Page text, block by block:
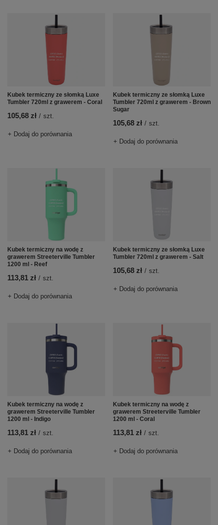
Kubek termiczny ze słomką Luxe
Tumbler 720ml z grawerem - Coral
105,68 zł / szt.
+ Dodaj do porównania
Kubek termiczny ze słomką Luxe
Tumbler 720ml z grawerem - Brown
Sugar
105,68 zł / szt.
+ Dodaj do porównania
Kubek termiczny na wodę z
grawerem Streeterville Tumbler
1200 ml - Reef
113,81 zł / szt.
+ Dodaj do porównania
Kubek termiczny ze słomką Luxe
Tumbler 720ml z grawerem - Salt
105,68 zł / szt.
+ Dodaj do porównania
Kubek termiczny na wodę z
grawerem Streeterville Tumbler
1200 ml - Indigo
113,81 zł / szt.
+ Dodaj do porównania
Kubek termiczny na wodę z
grawerem Streeterville Tumbler
1200 ml - Coral
113,81 zł / szt.
+ Dodaj do porównania